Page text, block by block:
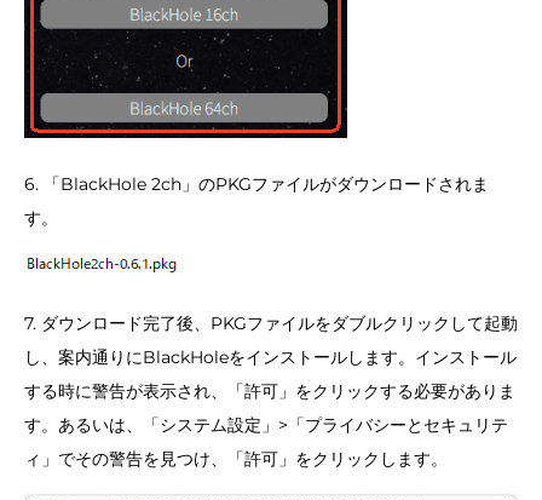
6. 「BlackHole 2ch」のPKGファイルがダウンロードされま
す。
7. ダウンロード完了後、PKGファイルをダブルクリックして起動
し、案内通りにBlackHoleをインストールします。インストール
する時に警告が表示され、「許可」をクリックする必要がありま
す。あるいは、「システム設定」>「プライバシーとセキュリテ
ィ」でその警告を見つけ、「許可」をクリックします。